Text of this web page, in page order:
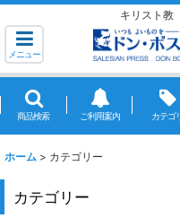
キリスト
メニュー
商品検索 ご利用案内 カテゴ
ホーム > カテゴリー
カテゴリー